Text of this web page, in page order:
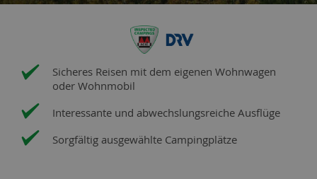
Sicheres Reisen mit dem eigenen Wohnwagen
oder Wohnmobil
Interessante und abwechslungsreiche Ausflüge
Sorgfältig ausgewählte Campingplätze